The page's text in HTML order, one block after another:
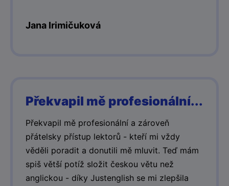
Jana Irimičuková
Překvapil mě profesionální...
Překvapil mě profesionální a zároveň
přátelsky přístup lektorů - kteří mi vždy
věděli poradit a donutili mě mluvit. Teď mám
spiš větší potíž složit českou větu než
anglickou - díky Justenglish se mi zlepšila